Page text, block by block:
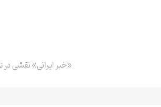
«خبر ایرانی» نقشی در